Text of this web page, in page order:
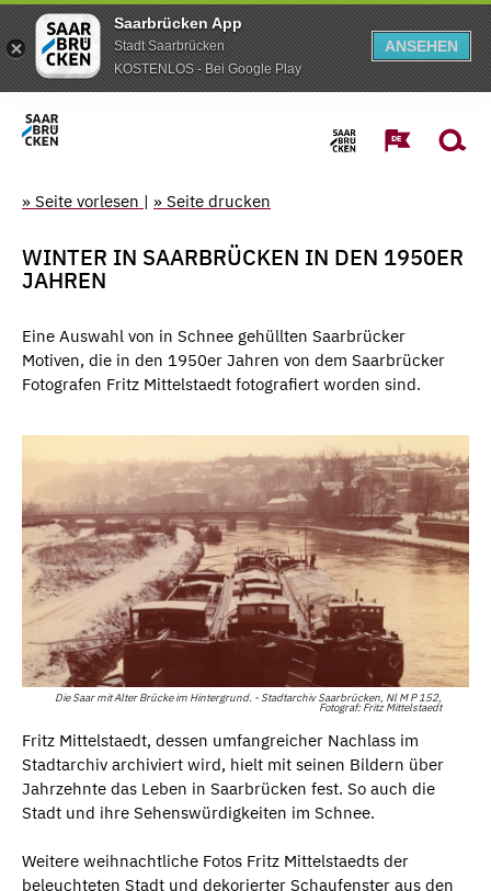
Saarbrücken App
Stadt Saarbrücken
KOSTENLOS - Bei Google Play
ANSEHEN
» Seite vorlesen | » Seite drucken
WINTER IN SAARBRÜCKEN IN DEN 1950ER
JAHREN
Eine Auswahl von in Schnee gehüllten Saarbrücker
Motiven, die in den 1950er Jahren von dem Saarbrücker
Fotografen Fritz Mittelstaedt fotografiert worden sind.
Die Saar mit Alter Brücke im Hintergrund. - Stadtarchiv Saarbrücken, Nl M P 152,
Fotograf: Fritz Mittelstaedt
Fritz Mittelstaedt, dessen umfangreicher Nachlass im
Stadtarchiv archiviert wird, hielt mit seinen Bildern über
Jahrzehnte das Leben in Saarbrücken fest. So auch die
Stadt und ihre Sehenswürdigkeiten im Schnee.
Weitere weihnachtliche Fotos Fritz Mittelstaedts der
beleuchteten Stadt und dekorierter Schaufenster aus den